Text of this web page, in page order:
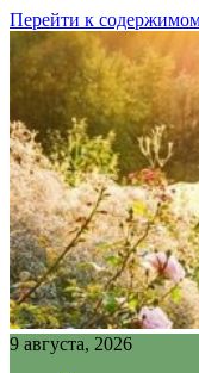
Перейти к
9 августа, 2026